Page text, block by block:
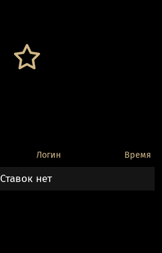
Логин Время
Ставок нет